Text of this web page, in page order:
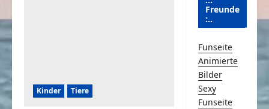
Kinder Tiere
Freunde
:..
Funseite
Animierte
Bilder
Sexy
Funseite